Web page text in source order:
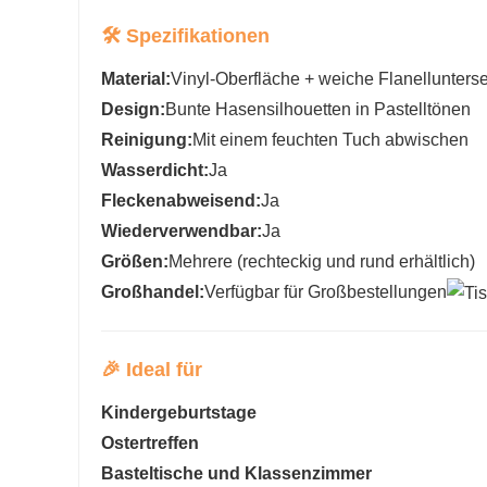
🛠️ Spezifikationen
Material:Vinyl-Oberfläche + weiche
Design:Bunte Hasensilhouetten in Pastelltönen
Reinigung:Mit einem feuchten Tuch abwischen
Wasserdicht:Ja
Fleckenabweisend:Ja
Wiederverwendbar:Ja
Größen:Mehrere (rechteckig und rund erhältlich)
Großhandel:Verfügbar für Großbestellungen
🎉 Ideal für
Kindergeburtstage
Ostertreffen
Basteltische und Klassenzimmer